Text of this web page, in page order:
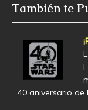
También te
40 aniversario